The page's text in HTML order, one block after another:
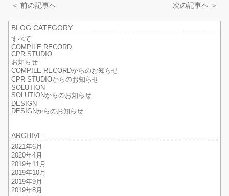
＜ 前の記事へ 次の記事へ ＞
BLOG CATEGORY
すべて
COMPILE RECORD
CPR STUDIO
お知らせ
COMPILE RECORDからのお知らせ
CPR STUDIOからのお知らせ
SOLUTION
SOLUTIONからのお知らせ
DESIGN
DESIGNからのお知らせ
ARCHIVE
2021年6月
2020年4月
2019年11月
2019年10月
2019年9月
2019年8月